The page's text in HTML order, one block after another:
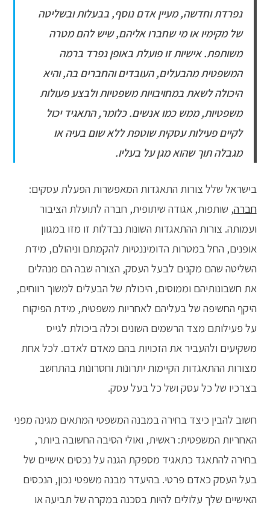
נפרדת וחדשה, מעיין אדם נוסף, בבעלות ובשליטה
של מקימיו או מי שחברו אליהם, שיש להם מטרה
משותפת. אישיות זו פועלת באופן נפרד ברמה
המשפטית מהבעלים, העובדים והחברים בה, והיא
היכולה לשאת במחויבויות משפטיות ולבצע פעולות
משפטיות, ממש כמו אנשים. כלומר, התאגיד יכול
לקיים פעילות עסקית שוטפת ללא שום בעיה או
מגבלה תוך שהוא מגן על בעליו.
בישראל שלל צורות התאגדות המאפשרות הפעלת עסקים:
חברה, שותפות, אגודה שיתופית, חברה לתועלת הציבור
ועמותה. צורות ההתאגדות השונות נבדלות זו מזו במגוון
אופנים, החל במטרות הדומיננטיות להקמתם וניהולם, מידת
השליטה שהם מקנים לבעל העסק, הצורה שבה הם מנהלים
את חשבונותיהם וממוסים, היכולת של הבעלים למשוך רווחים,
היקף החשיפה של בעליהם לאחריות משפטית, מידת הפיקוח
על פעילותם מצד הרשמים השונים וכלה ביכולת לגייס
משקיעים ולהעביר את הזכויות בהם מאדם לאדם. לכל אחת
מצורות ההתאגדות הקיימות יתרונות וחסרונות בהתחשב
בצרכיו של כל עסק ושל כל בעל עסק.
חשוב להבין כיצד בחירה במבנה המשפטי המתאים מגינה מפני
האחריות המשפטית: ראשית, ואולי הסיבה החשובה ביותר,
בחירה להתאגד כתאגיד מספקת הגנה על נכסים אישיים של
בעל העסק כאדם פרטי. בהיעדר מבנה משפטי נכון, הנכסים
האישיים שלך עלולים להיות בסכנה במקרה של תביעה או